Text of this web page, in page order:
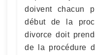
doivent chacun
début de la
divorce doit
de la procédure